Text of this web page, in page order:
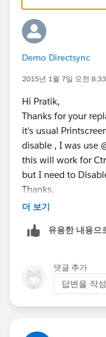
Demo Directsync
2015년 1월 7일 오전 8:33
Hi Pratik,
Thanks for your
it's usual
disable , I was use
this will work for
but I need to
Thanks,
Zabi
더 보기
유용한 내용으
댓글 추가
답변을 작